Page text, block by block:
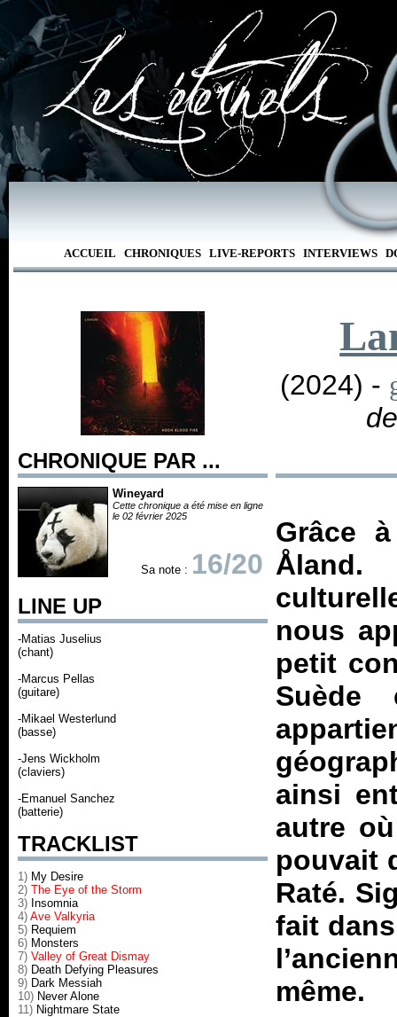
ACCUEIL CHRONIQUES LIVE-REPORTS INTERVIEWS
CHRONIQUE PAR ...
Wineyard
Cette chronique a été mise en ligne
le 02 février 2025
Sa note : 16/20
LINE UP
-Matias Juselius
(chant)
-Marcus Pellas
(guitare)
-Mikael Westerlund
(basse)
-Jens Wickholm
(claviers)
-Emanuel Sanchez
(batterie)
TRACKLIST
1) My Desire
2) The Eye of the Storm
3) Insomnia
4) Ave Valkyria
5) Requiem
6) Monsters
7) Valley of Great Dismay
8) Death Defying Pleasures
9) Dark Messiah
10) Never Alone
11) Nightmare State
(2024) -
Grâce
nous
petit
ainsi
autre
pouvait
Raté.
fait
même.